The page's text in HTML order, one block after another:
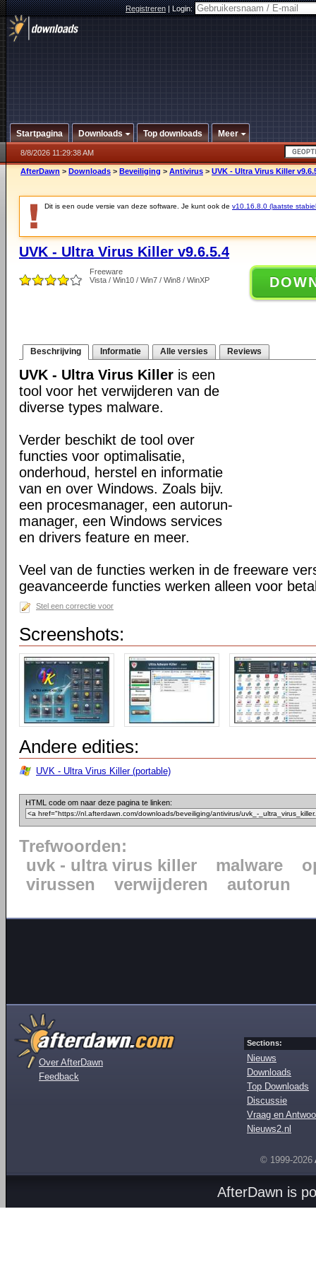
Registreren|Login:
Startpagina Downloads Top downloads Meer
8/8/2026 11:29:38 AM
AfterDawn > Downloads > Beveiliging > Antivirus > UVK - Ultra Virus Killer
Dit is een oude versie van deze software. Je kunt ook de v10.16.8.0 (laatste
UVK - Ultra Virus Killer v9.6.5.4
Freeware
Vista / Win10 / Win7 / Win8 / WinXP
Beschrijving Informatie Alle versies Reviews
UVK - Ultra Virus Killer is een
tool voor het verwijderen van de
diverse types malware.
Verder beschikt de tool over
functies voor optimalisatie,
onderhoud, herstel en informatie
van en over Windows. Zoals bijv.
een procesmanager, een autorun-
manager, een Windows services
en drivers feature en meer.
Veel van de functies werken in de freeware
geavanceerde functies werken alleen voor
Stel een correctie voor
Screenshots:
Andere edities:
UVK - Ultra Virus Killer (portable)
HTML code om naar deze pagina te linken:
Trefwoorden:
uvk - ultra virus killer
malware
virussen
verwijderen autorun
Over AfterDawn
Feedback
Sections:
Nieuws
Downloads
Top Downloads
Discussie
Vraag en
Nieuws2.nl
© 1999-2026
AfterDawn is